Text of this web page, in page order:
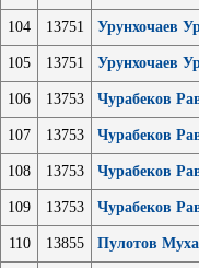
104 13751 Урунхочаев
105 13751 Урунхочаев
106 13753 Чурабеков
107 13753 Чурабеков
108 13753 Чурабеков
109 13753 Чурабеков
110 13855 Пулотов